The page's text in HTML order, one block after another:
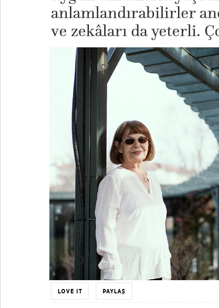
anlamlandırabilirler
ve zekâları da yeterli.
LOVE IT PAYLAŞ